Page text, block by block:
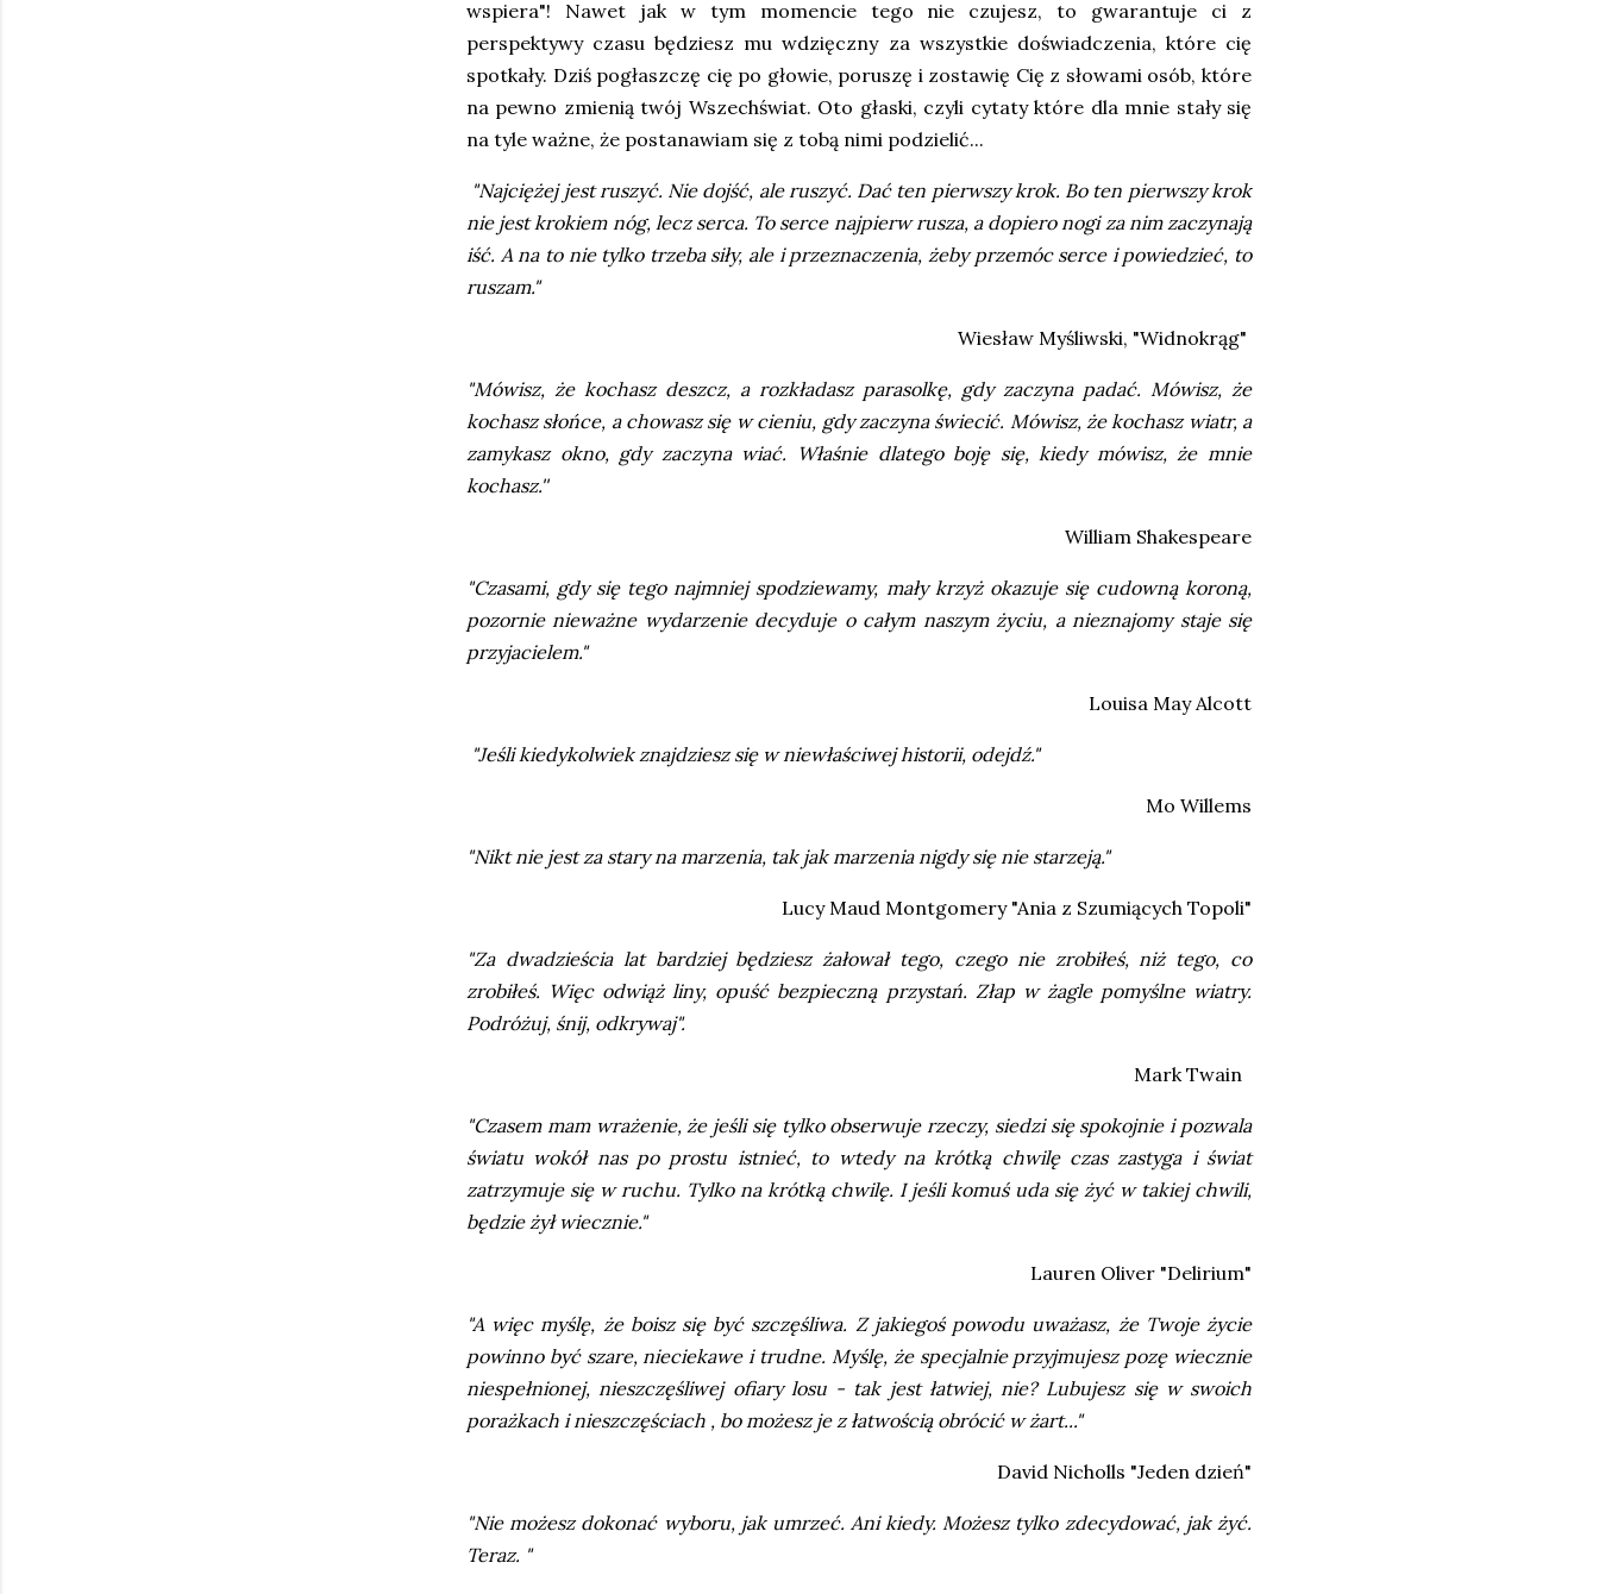
wspiera"! Nawet jak w tym momencie tego nie czujesz, to gwarantuje ci z
perspektywy czasu będziesz mu wdzięczny za wszystkie doświadczenia, które cię
spotkały. Dziś pogłaszczę cię po głowie, poruszę i zostawię Cię z słowami osób, które
na pewno zmienią twój Wszechświat. Oto głaski, czyli cytaty które dla mnie stały się
na tyle ważne, że postanawiam się z tobą nimi podzielić...
"Najciężej jest ruszyć. Nie dojść, ale ruszyć. Dać ten pierwszy krok. Bo ten pierwszy krok
nie jest krokiem nóg, lecz serca. To serce najpierw rusza, a dopiero nogi za nim zaczynają
iść. A na to nie tylko trzeba siły, ale i przeznaczenia, żeby przemóc serce i powiedzieć, to
ruszam."
Wiesław Myśliwski, "Widnokrąg"
"Mówisz, że kochasz deszcz, a rozkładasz parasolkę, gdy zaczyna padać. Mówisz, że
kochasz słońce, a chowasz się w cieniu, gdy zaczyna świecić. Mówisz, że kochasz wiatr, a
zamykasz okno, gdy zaczyna wiać. Właśnie dlatego boję się, kiedy mówisz, że mnie
kochasz.''
William Shakespeare
"Czasami, gdy się tego najmniej spodziewamy, mały krzyż okazuje się cudowną koroną,
pozornie nieważne wydarzenie decyduje o całym naszym życiu, a nieznajomy staje się
przyjacielem."
Louisa May Alcott
"Jeśli kiedykolwiek znajdziesz się w niewłaściwej historii, odejdź."
Mo Willems
"Nikt nie jest za stary na marzenia, tak jak marzenia nigdy się nie starzeją."
Lucy Maud Montgomery "Ania z Szumiących Topoli"
"Za dwadzieścia lat bardziej będziesz żałował tego, czego nie zrobiłeś, niż tego, co
zrobiłeś. Więc odwiąż liny, opuść bezpieczną przystań. Złap w żagle pomyślne wiatry.
Podróżuj, śnij, odkrywaj".
Mark Twain
"Czasem mam wrażenie, że jeśli się tylko obserwuje rzeczy, siedzi się spokojnie i pozwala
światu wokół nas po prostu istnieć, to wtedy na krótką chwilę czas zastyga i świat
zatrzymuje się w ruchu. Tylko na krótką chwilę. I jeśli komuś uda się żyć w takiej chwili,
będzie żył wiecznie."
Lauren Oliver "Delirium"
"A więc myślę, że boisz się być szczęśliwa. Z jakiegoś powodu uważasz, że Twoje życie
powinno być szare, nieciekawe i trudne. Myślę, że specjalnie przyjmujesz pozę wiecznie
niespełnionej, nieszczęśliwej ofiary losu - tak jest łatwiej, nie? Lubujesz się w swoich
porażkach i nieszczęściach , bo możesz je z łatwością obrócić w żart..."
David Nicholls "Jeden dzień"
"Nie możesz dokonać wyboru, jak umrzeć. Ani kiedy. Możesz tylko zdecydować, jak żyć.
Teraz. "